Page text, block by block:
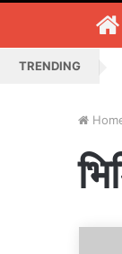
TRENDING